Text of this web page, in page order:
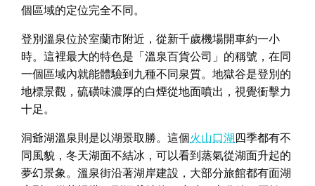
個區域的定位完全不同。
登別溫泉位於室蘭市附近，從新千歲機場開車約一小
時。這裡最大的特色是「溫泉百貨公司」的稱號，在同
一個區域內就能體驗到九種不同泉質。地獄谷是登別的
地標景觀，硫磺味濃厚的白煙從地面噴出，視覺衝擊力
十足。
洞爺湖溫泉則是以湖景取勝。這個火山口湖四季都有不
同風貌，冬天湖面不結冰，可以看到蒸氣從湖面升起的
夢幻景象。溫泉街沿著湖岸建設，大部分旅館都有面湖